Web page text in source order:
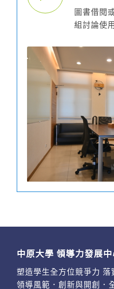
圖書借閱
組討論使用
中原大學 領導力發展中
塑造學生全方位競爭力 落
領導風範．創新與開創．